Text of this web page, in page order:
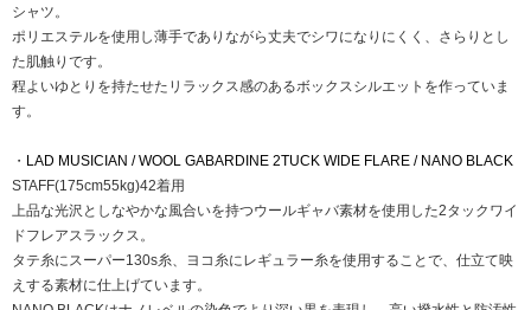
シャツ。
ポリエステルを使用し薄手でありながら丈夫でシワになりにくく、さらりとし
た肌触りです。
程よいゆとりを持たせたリラックス感のあるボックスシルエットを作っていま
す。
・ LAD MUSICIAN / WOOL GABARDINE 2TUCK WIDE FLARE / NANO BLACK
STAFF(175cm55kg)42着用
上品な光沢としなやかな風合いを持つウールギャバ素材を使用した2タックワイ
ドフレアスラックス。
タテ糸にスーパー130s糸、ヨコ糸にレギュラー糸を使用することで、仕立て映
えする素材に仕上げています。